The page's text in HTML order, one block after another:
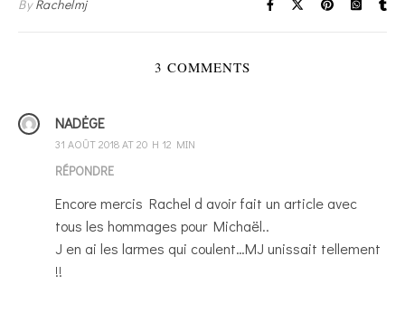
ByRachelmj
3 COMMENTS
NADĖGE
31 AOÛT 2018 AT 20 H 12 MIN
RÉPONDRE
Encore mercis Rachel d avoir fait un article avec
tous les hommages pour Michaël..
J en ai les larmes qui coulent…MJ unissait tellement
!!